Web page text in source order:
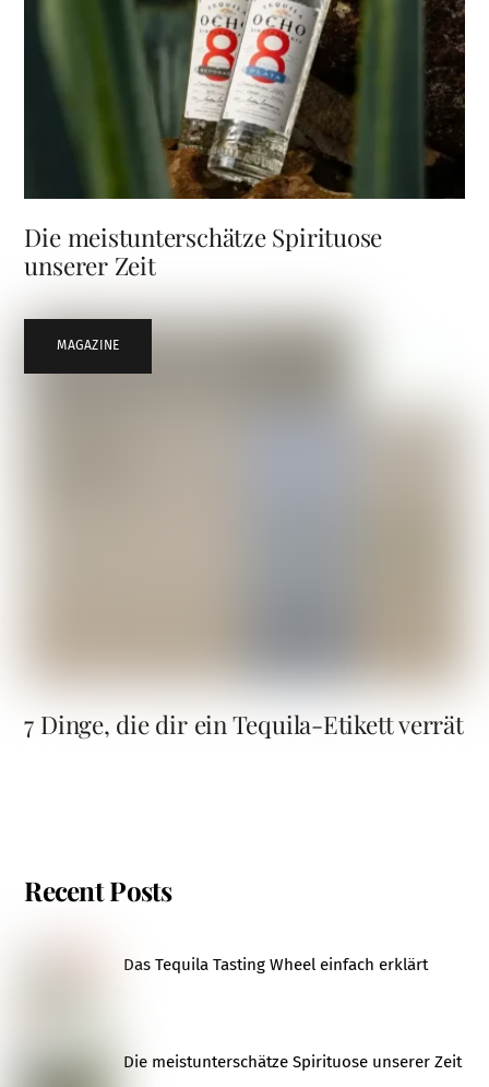
Die meistunterschätze Spirituose
unserer Zeit
MAGAZINE
7 Dinge, die dir ein Tequila-Etikett verrät
Recent Posts
Das Tequila Tasting Wheel einfach erklärt
Die meistunterschätze Spirituose unserer Zeit